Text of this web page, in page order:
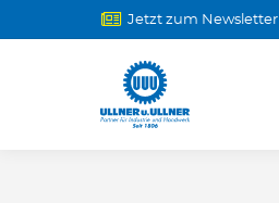
Jetzt zum Newsletter